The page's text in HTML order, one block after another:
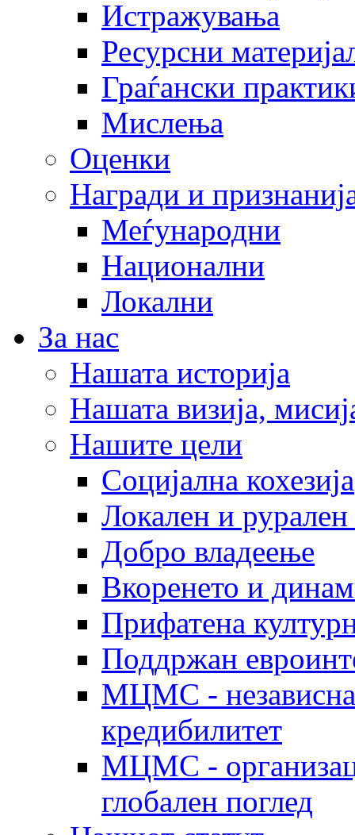
Истражувања
Ресурсни
Граѓански
Мислења
Оценки
Награди и
Меѓународни
Национални
Локални
За нас
Нашата историја
Нашата визија,
Нашите цели
Социјална кохезија
Локален и рурален
Добро владеење
Вкоренето и
Прифатена
Поддржан
МЦМС - независна
кредибилитет
МЦМС -
глобален поглед